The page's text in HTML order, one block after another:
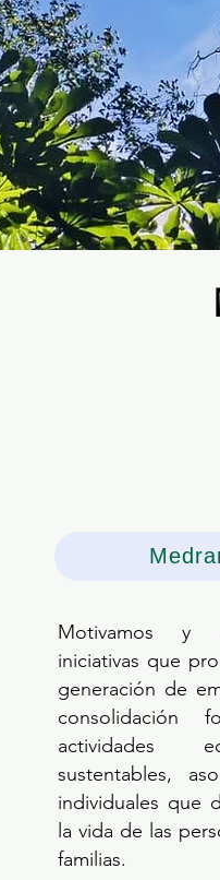
Motivamos y
iniciativas que
generación de
consolidación
actividades
sustentables,
individuales que
la vida de las
familias.